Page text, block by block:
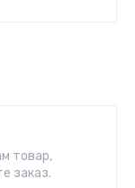
товар,
заказ.